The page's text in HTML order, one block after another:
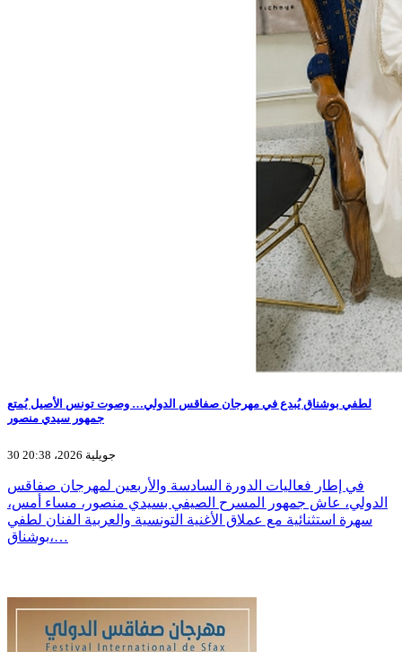
لطفي بوشناق يُبدع في مهرجان صفاقس الدولي… وصوت تونس الأصيل يُمتع
جمهور سيدي منصور
30 جويلية 2026، 20:38
في إطار فعاليات الدورة السادسة والأربعين لمهرجان صفاقس
الدولي، عاش جمهور المسرح الصيفي بسيدي منصور، مساء أمس،
سهرة استثنائية مع عملاق الأغنية التونسية والعربية الفنان لطفي
بوشناق،…